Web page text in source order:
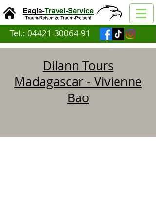
Tel.: 04421-30064-91
Dilann Tours
Madagascar - Vivienne
Bao